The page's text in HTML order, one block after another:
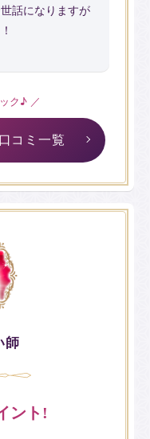
話になりますが
ク♪ ／
コミ一覧
師
ント!